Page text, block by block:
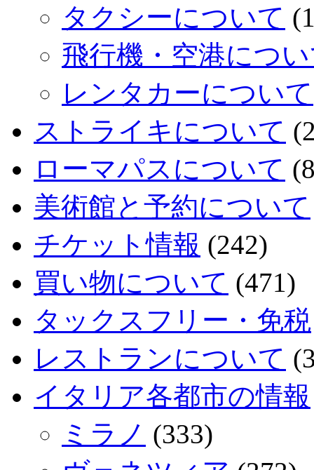
タクシーについて
飛行機・空港につ
レンタカーについて
ストライキについて
ローマパスについて
美術館と予約について
チケット情報 (242)
買い物について (471)
タックスフリー・免税
レストランについて
イタリア各都市の情報
ミラノ (333)